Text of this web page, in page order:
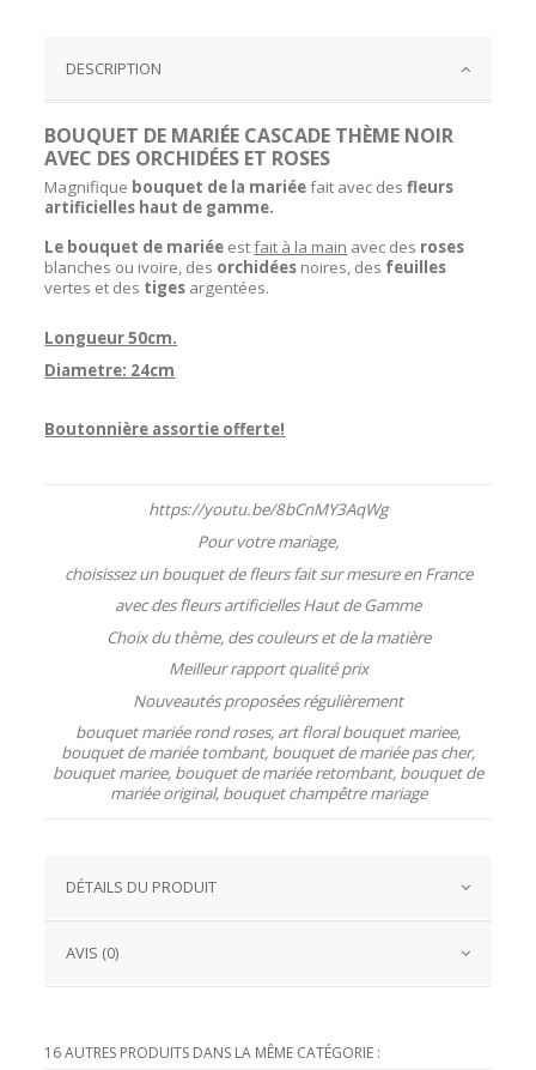
DESCRIPTION
BOUQUET DE MARIÉE CASCADE THÈME NOIR
AVEC DES ORCHIDÉES ET ROSES
Magnifique bouquet de la mariéefait avec desfleurs
artificielles haut de gamme.
Le bouquet de mariée estfait à la main avec des roses
blanches ou ivoire, des orchidées noires, des feuilles
vertes et des tiges argentées.
Longueur 50cm.
Diametre: 24cm
Boutonnière assortie offerte!
https://youtu.be/8bCnMY3AqWg
Pour votre mariage,
choisissez un bouquet de fleurs fait sur mesure en France
avec des fleurs artificielles Haut de Gamme
Choix du thème, des couleurs et de la matière
Meilleur rapport qualité prix
Nouveautés proposées régulièrement
bouquet mariée rond roses, art floral bouquet mariee,
bouquet de mariée tombant, bouquet de mariée pas cher,
bouquet mariee, bouquet de mariée retombant, bouquet de
mariée original, bouquet champêtre mariage
DÉTAILS DU PRODUIT
AVIS (0)
16 AUTRES PRODUITS DANS LA MÊME CATÉGORIE :